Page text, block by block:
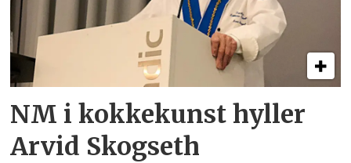
NM i kokkekunst hyller
Arvid Skogseth